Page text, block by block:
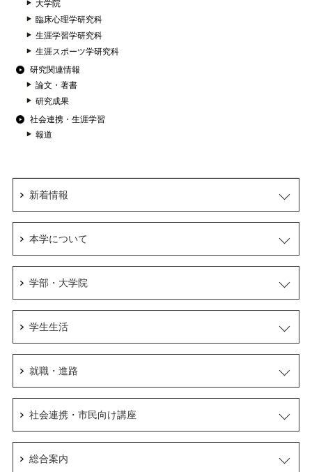
大学院
臨床心理学研究科
生涯学習学研究科
生涯スポーツ学研究科
研究関連情報
論文・著書
研究成果
社会連携・生涯学習
報道
新着情報
本学について
学部・大学院
学生生活
就職・進路
社会連携・市民向け講座
総合案内